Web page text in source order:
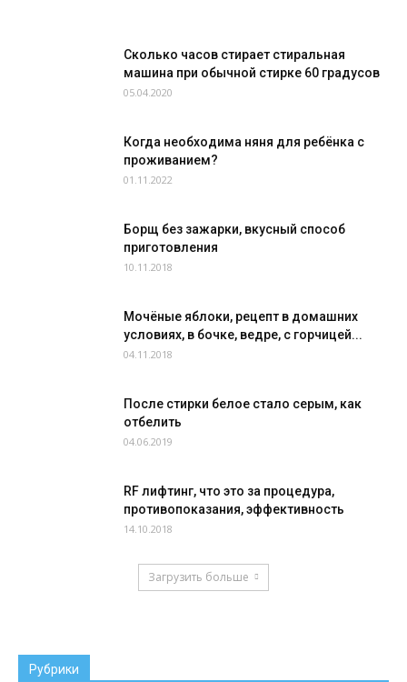
Сколько часов стирает стиральная
машина при обычной стирке 60 градусов
05.04.2020
Когда необходима няня для ребёнка с
проживанием?
01.11.2022
Борщ без зажарки, вкусный способ
приготовления
10.11.2018
Мочёные яблоки, рецепт в домашних
условиях, в бочке, ведре, с горчицей...
04.11.2018
После стирки белое стало серым, как
отбелить
04.06.2019
RF лифтинг, что это за процедура,
противопоказания, эффективность
14.10.2018
Загрузить больше
Рубрики